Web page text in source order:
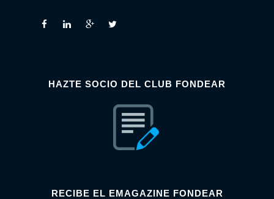
HAZTE SOCIO DEL CLUB FONDEAR
RECIBE EL EMAGAZINE FONDEAR